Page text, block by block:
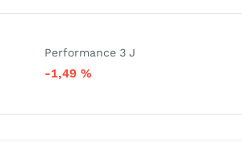
Performance 3 J
-1,49%